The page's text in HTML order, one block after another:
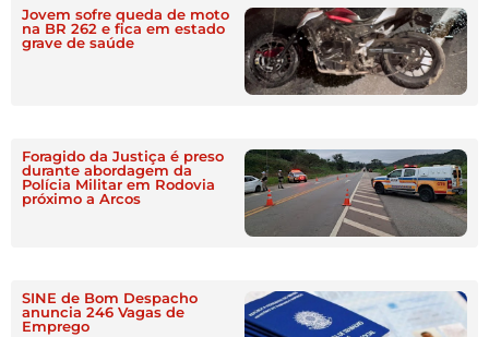
Jovem sofre queda de moto
na BR 262 e fica em estado
grave de saúde
Foragido da Justiça é preso
durante abordagem da
Polícia Militar em Rodovia
próximo a Arcos
SINE de Bom Despacho
anuncia 246 Vagas de
Emprego